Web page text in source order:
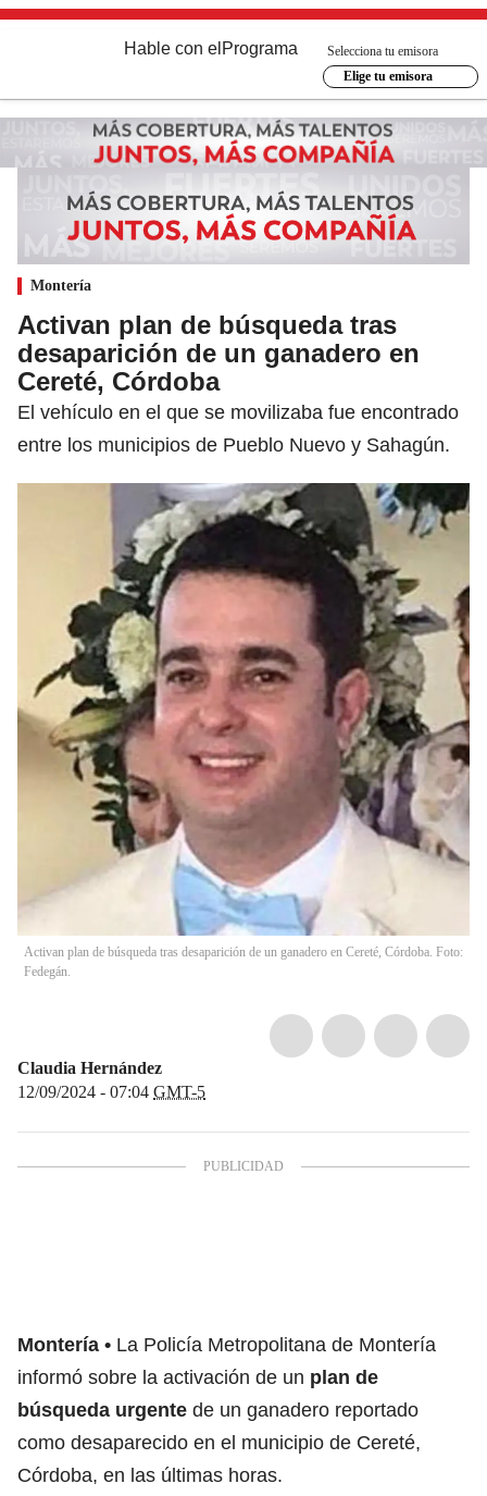
Hable con el Programa
Selecciona tu emisora
Elige tu emisora
Montería
Activan plan de búsqueda tras
desaparición de un ganadero en
Cereté, Córdoba
El vehículo en el que se movilizaba fue encontrado
entre los municipios de Pueblo Nuevo y Sahagún.
Activan plan de búsqueda tras desaparición de un ganadero en Cereté, Córdoba. Foto:
Fedegán.
Claudia Hernández
12/09/2024 - 07:04 GMT-5
Montería
La Policía Metropolitana de Montería
informó sobre la activación de un plan de
búsqueda urgente de un ganadero reportado
como desaparecido en el municipio de Cereté,
Córdoba, en las últimas horas.